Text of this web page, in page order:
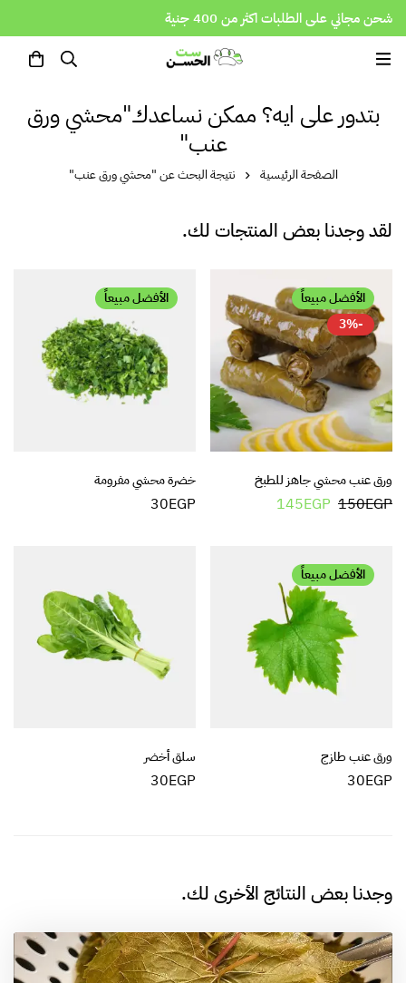
شحن مجاني على الطلبات اكثر من 400 جنية
بتدور على ايه؟ ممكن نساعدك"محشي ورق
عنب"
الصفحة الرئيسية نتيجة البحث عن "محشي ورق عنب"
لقد وجدنا بعض المنتجات لك.
الأفضل مبيعاً
-3%
ورق عنب محشي جاهز للطبخ
150EGP
145EGP
الأفضل مبيعاً
خضرة محشي مفرومة
30EGP
الأفضل مبيعاً
ورق عنب طازج
30EGP
سلق أخضر
30EGP
وجدنا بعض النتائج الأخرى لك.